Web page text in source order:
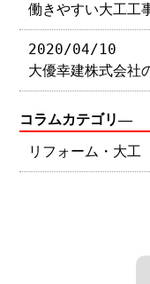
働きやすい大工工
2020/04/10
大優幸建株式会社
コラムカテゴリ―
リフォーム・大工